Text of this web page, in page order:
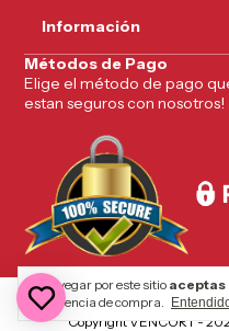
Al navegar por este sitio aceptas
experiencia de compra.
Información
Métodos de Pago
Elige el método de pago
estan seguros con nosotros!
Copyright VENCORT -